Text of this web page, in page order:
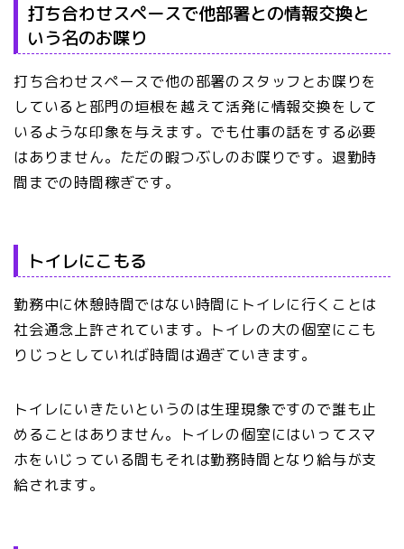
打ち合わせスペースで他部署との情報交換と
いう名のお喋り
打ち合わせスペースで他の部署のスタッフとお喋りを
していると部門の垣根を越えて活発に情報交換をして
いるような印象を与えます。でも仕事の話をする必要
はありません。ただの暇つぶしのお喋りです。退勤時
間までの時間稼ぎです。
トイレにこもる
勤務中に休憩時間ではない時間にトイレに行くことは
社会通念上許されています。トイレの大の個室にこも
りじっとしていれば時間は過ぎていきます。
トイレにいきたいというのは生理現象ですので誰も止
めることはありません。トイレの個室にはいってスマ
ホをいじっている間もそれは勤務時間となり給与が支
給されます。